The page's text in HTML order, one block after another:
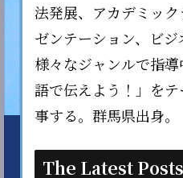
法発展、アカデミッ
ゼンテーション、ビジ
様々なジャンルで指
語で伝えよう！」を
事する。群馬県出身。
The Latest Posts